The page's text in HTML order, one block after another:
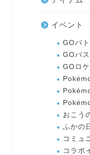
イベント
GOバ
GOパス
GOロ
おこう
ふかの
コミュ
コラボ